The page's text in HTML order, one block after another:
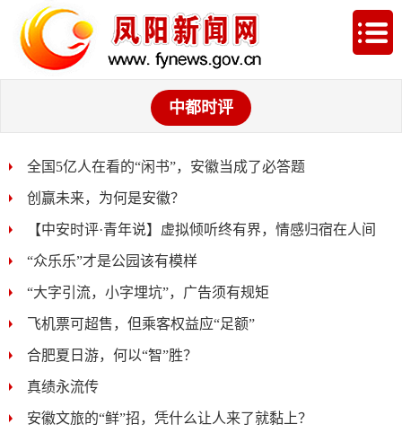
中都时评
全国5亿人在看的“闲书”，安徽当成了必答题
创赢未来，为何是安徽？
【中安时评·青年说】虚拟倾听终有界，情感归宿在人间
“众乐乐”才是公园该有模样
“大字引流，小字埋坑”，广告须有规矩
飞机票可超售，但乘客权益应“足额”
合肥夏日游，何以“智”胜？
真绩永流传
安徽文旅的“鲜”招，凭什么让人来了就黏上？